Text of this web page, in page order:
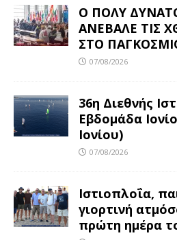
Ο ΠΟΛΥ
ΑΝΕΒΑΛΕ ΤΙΣ
ΣΤΟ
07/08/2026
36η Διεθνής
Εβδομάδα
Ιονίου)
07/08/2026
Ιστιοπλοΐα,
γιορτινή
πρώτη ημέρα